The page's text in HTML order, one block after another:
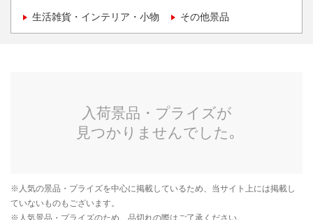
生活雑貨・インテリア・小物 その他景品